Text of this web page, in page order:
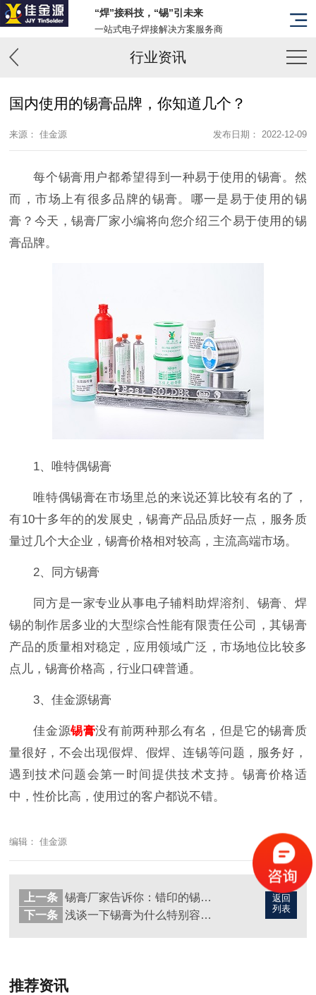
“焊”接科技，“锡”引未来
一站式电子焊接解决方案服务商
行业资讯
国内使用的锡膏品牌，你知道几个？
来源： 佳金源 发布日期： 2022-12-09
每个锡膏用户都希望得到一种易于使用的锡膏。然
而，市场上有很多品牌的锡膏。哪一是易于使用的锡
膏？今天，锡膏厂家小编将向您介绍三个易于使用的锡
膏品牌。
1、唯特偶锡膏
唯特偶锡膏在市场里总的来说还算比较有名的了，
有10十多年的的发展史，锡膏产品品质好一点，服务质
量过几个大企业，锡膏价格相对较高，主流高端市场。
2、同方锡膏
同方是一家专业从事电子辅料助焊溶剂、锡膏、焊
锡的制作居多业的大型综合性能有限责任公司，其锡膏
产品的质量相对稳定，应用领域广泛，市场地位比较多
点儿，锡膏价格高，行业口碑普通。
3、佳金源锡膏
佳金源锡膏没有前两种那么有名，但是它的锡膏质
量很好，不会出现假焊、假焊、连锡等问题，服务好，
遇到技术问题会第一时间提供技术支持。锡膏价格适
中，性价比高，使用过的客户都说不错。
编辑： 佳金源
返回
列表
上一条
锡膏厂家告诉你：错印的锡膏如何处理？
下一条
浅谈一下锡膏为什么特别容易变干？
推荐资讯